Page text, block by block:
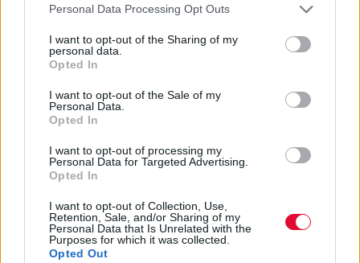
Personal Data Processing Opt Outs
I want to opt-out of the Sharing of my
personal data.
Opted In
I want to opt-out of the Sale of my
Personal Data.
Opted In
I want to opt-out of processing my
Personal Data for Targeted Advertising.
Opted In
I want to opt-out of Collection, Use,
Retention, Sale, and/or Sharing of my
Personal Data that Is Unrelated with the
Purposes for which it was collected.
Opted Out
Χώρος: Gagarin 205, Αθήνα
ΧΡΙΣΤΙΆΝΝΑ ΦΙΝΈ ΣΥΝΑΥΛΙΕΣ - ΔΙΕΘΝΗ
Γιάννης Αγγελακας - Νίκος Βελιώτης
Χώρος: Απο Μηχανής Θέατρο, Αθήνα
Ημερομηνία διεξαγωγής: 7/5/2005
ΓΙΆΝΝΗΣ ΤΕΡΖΉΣ ΣΥΝΑΥΛΙΕΣ - ΔΙΕΘΝΗ ΑΠΡ 22,2005